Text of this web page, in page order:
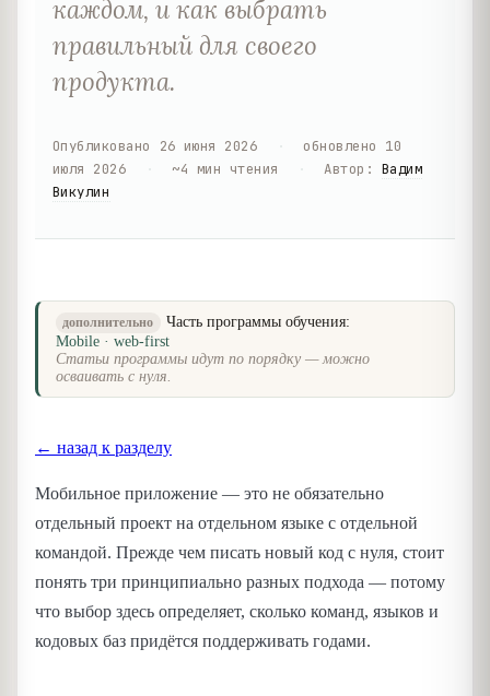
каждом, и как выбрать
правильный для своего
продукта.
Опубликовано 26 июня 2026 обновлено 10
июля 2026
~4 мин чтения Автор : Вадим
Викулин
дополнительно
Часть программы обучения:
Mobile · web-first
Статьи программы идут по порядку — можно
осваивать с нуля.
← назад к разделу
Мобильное приложение — это не обязательно
отдельный проект на отдельном языке с отдельной
командой. Прежде чем писать новый код с нуля, стоит
понять три принципиально разных подхода — потому
что выбор здесь определяет, сколько команд, языков и
кодовых баз придётся поддерживать годами.